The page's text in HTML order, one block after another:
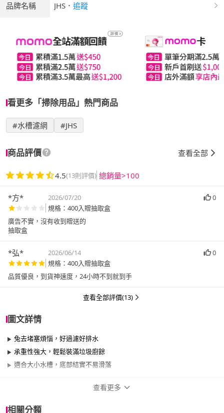
品牌名稱 JHS ． 追蹤
看更多「掃除用品」熱門商品
#水槽濾網 #JHS
商品評價 查看全部
4.5(13則評價) 總銷量>100
*方* 2026/07/20
0
規格：400入贈抽取盒
廣告不實，沒有收到贈送的
抽取盒
*弘* 2026/06/14
0
規格：400入贈抽取盒
品質優良，到貨神速度，24小時不到就到手
查看全部評價(13)
圖文詳情
兔去堵塞煩惱，好過濾好排水
承重性強大，輕鬆裝滿垃圾廚餘
適合大小水槽，底部結實不易滑落
查看更多
相關分類